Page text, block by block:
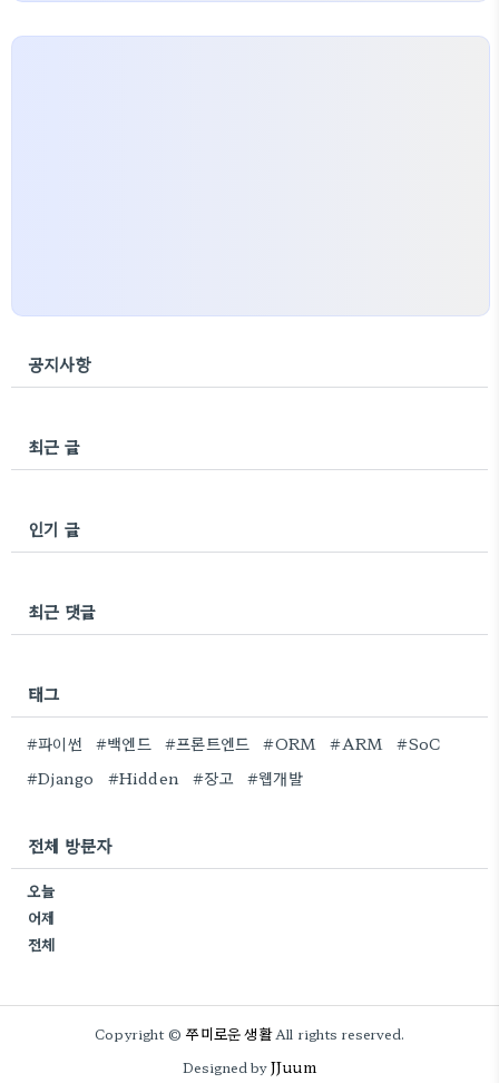
공지사항
최근 글
인기 글
최근 댓글
태그
#파이썬 #백엔드 #프론트엔드 #ORM #ARM
#SoC
#Django
#Hidden #장고 #웹개발
전체 방문자
오늘
어제
전체
Copyright ©쭈미로운 생활All rights reserved.
Designed byJJuum